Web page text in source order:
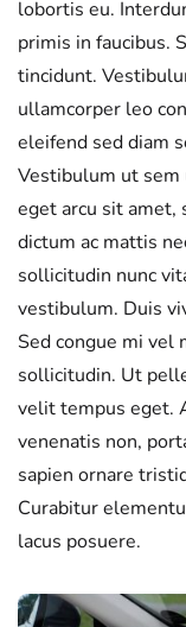
lobortis eu.
primis in faucibus.
tincidunt.
ullamcorper leo
eleifend sed diam
Vestibulum ut sem
eget arcu sit amet,
dictum ac mattis
sollicitudin nunc
vestibulum. Duis
Sed congue mi vel
sollicitudin. Ut
velit tempus eget.
venenatis non,
sapien ornare
Curabitur
lacus posuere.